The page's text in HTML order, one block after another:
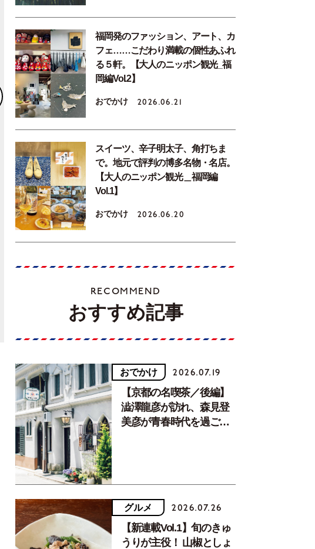
福岡発のファッション、アート、カ
フェ……こだわり満載の個性あふれ
る５軒。【大人のニッポン観光_福
岡編Vol.2】
おでかけ 2026.06.21
スイーツ、辛子明太子、角打ちま
で。地元で評判の博多名物・名店。
【大人のニッポン観光＿福岡編
Vol.1】
おでかけ 2026.06.20
RECOMMEND
おすすめ記事
おでかけ 2026.07.19
【京都の名喫茶／後編】
澁澤龍彦が訪れ、森見登
美彦が青春時代を過ごし
グルメ 2026.07.26
【新連載Vol.1】旬のきゅ
うりが主役！ 山椒としょ